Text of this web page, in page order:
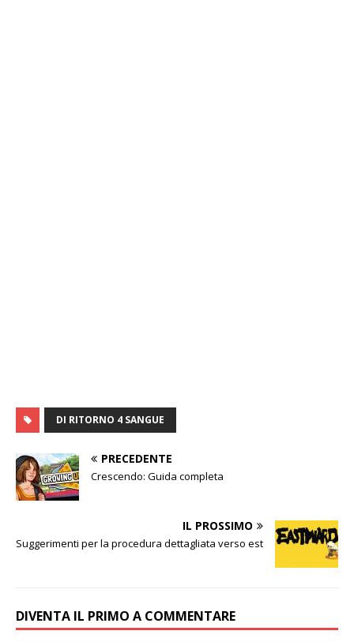
DI RITORNO 4 SANGUE
PRECEDENTE
Crescendo: Guida completa
IL PROSSIMO
Suggerimenti per la procedura dettagliata verso est
DIVENTA IL PRIMO A COMMENTARE